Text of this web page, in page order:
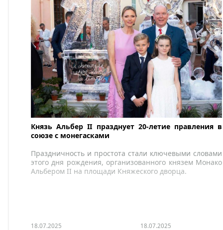
Князь Альбер II празднует 20-летие правления в
союзе с монегасками
Праздничность и простота стали ключевыми словами
этого дня рождения, организованного князем Монако
Альбером II на площади Княжеского дворца.
18.07.2025 18.07.2025